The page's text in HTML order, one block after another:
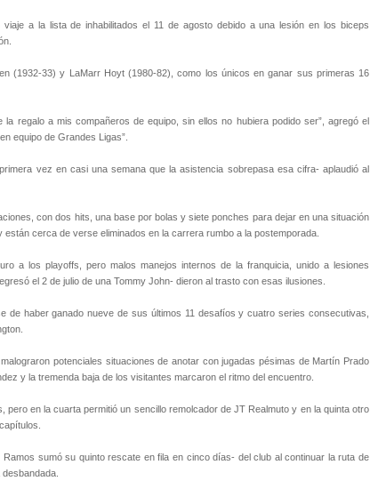
a la lista de inhabilitados el 11 de agosto debido a una lesión en los biceps
(1932-33) y LaMarr Hoyt (1980-82), como los únicos en ganar sus primeras 16
regalo a mis compañeros de equipo, sin ellos no hubiera podido ser”, agregó el
equipo de Grandes Ligas”.
vez en casi una semana que la asistencia sobrepasa esa cifra- aplaudió al
con dos hits, una base por bolas y siete ponches para dejar en una situación
cerca de verse eliminados en la carrera rumbo a la postemporada.
a los playoffs, pero malos manejos internos de la franquicia, unido a lesiones
el 2 de julio de una Tommy John- dieron al trasto con esas ilusiones.
haber ganado nueve de sus últimos 11 desafíos y cuatro series consecutivas,
potenciales situaciones de anotar con jugadas pésimas de Martín Prado
y la tremenda baja de los visitantes marcaron el ritmo del encuentro.
en la cuarta permitió un sencillo remolcador de JT Realmuto y en la quinta otro
sumó su quinto rescate en fila en cinco días- del club al continuar la ruta de